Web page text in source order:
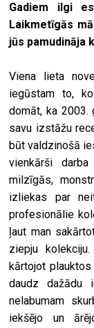
Gadiem ilgi
Laikmetīgās
jūs pamudināja
Viena lieta
iegūstam to,
domāt, ka 2003.
savu izstāžu
būt valdzinošā
vienkārši
milzīgās,
izliekas par
profesionālie
ļaut man
ziepju
kārtojot
daudz dažādu
nelabumam
iekšējo un